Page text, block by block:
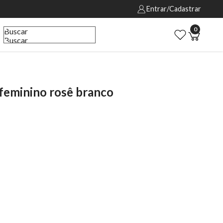
Entrar/Cadastrar
Buscar
Buscar
0
rosê branco